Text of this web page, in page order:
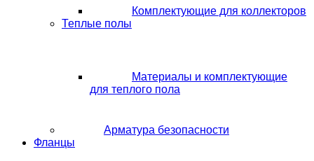
Комплектующие для коллекторов
Теплые полы
Материалы и комплектующие
для теплого пола
Арматура безопасности
Фланцы